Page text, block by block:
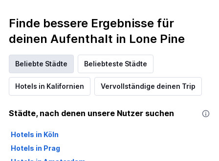
Finde bessere Ergebnisse für
deinen Aufenthalt in Lone Pine
Beliebte Städte Beliebteste Städte
Hotels in Kalifornien Vervollständige deinen Trip
Städte, nach denen unsere Nutzer suchen
Hotels in Köln
Hotels in Prag